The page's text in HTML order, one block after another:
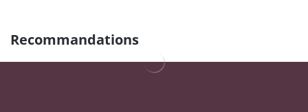
Recommandations